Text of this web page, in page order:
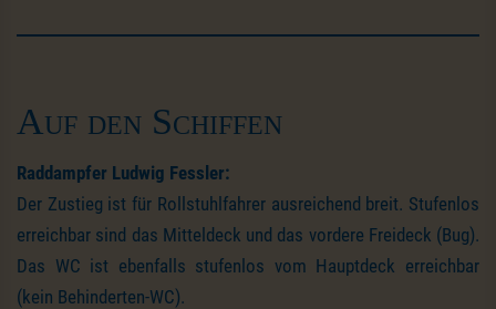
Auf den Schiffen
Raddampfer Ludwig Fessler:
Der Zustieg ist für Rollstuhlfahrer ausreichend breit. Stufenlos
erreichbar sind das Mitteldeck und das vordere Freideck (Bug).
Das WC ist ebenfalls stufenlos vom Hauptdeck erreichbar
(kein Behinderten-WC).